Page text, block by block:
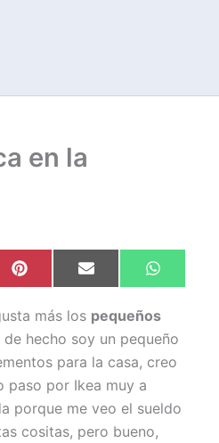
en la
Compartir
en
P
i
t
e
r
e
s
Compartir
en
E
m
i
l
en
W
h
t
s
A
p
p
más los pequeños
de hecho soy un pequeño
para la casa, creo
paso por Ikea muy a
porque me veo el sueldo
cositas, pero bueno,